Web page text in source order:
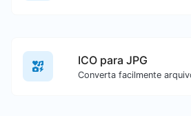
ICO para JPG